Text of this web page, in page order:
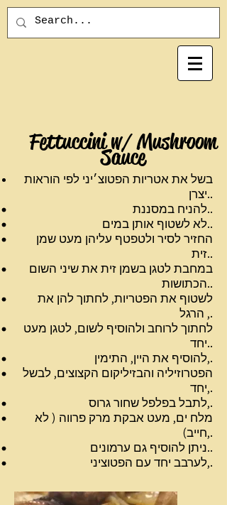
Fettuccini w/ Mushroom
Sauce
בשל את אטריות הפטוצ׳יני לפי הוראות
יצרן..
להניח במסננת..
לא לשטוף אותן במים..
החזיר לסיר ולטפטף עליהן מעט שמן
זית..
במחבת לטגן בשמן זית את שיני השום
הכתושות..
לשטוף את הפטריות, לחתוך להן את
הרגל ,.
לחתוך לרוחב ולהוסיף לשום, לטגן מעט
יחד..
להוסיף את היין, התימין,.
הפטרוזיליה והבזיליקום הקצוצים, לבשל
יחד,.
לתבל בפלפל שחור גרוס,.
מלח ים, מעט אבקת מרק פרווה ( לא
חייב),.
ניתן להוסיף גם ערמונים..
לערבב יחד עם הפטוציני,.